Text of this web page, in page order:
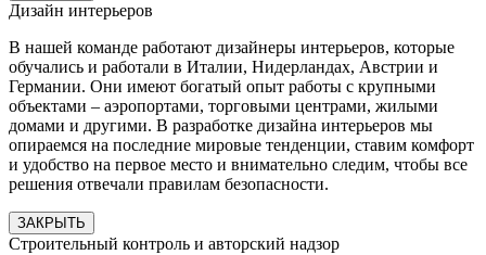
Дизайн интерьеров
В нашей команде работают дизайнеры интерьеров, которые
обучались и работали в Италии, Нидерландах, Австрии и
Германии. Они имеют богатый опыт работы с крупными
объектами – аэропортами, торговыми центрами, жилыми
домами и другими. В разработке дизайна интерьеров мы
опираемся на последние мировые тенденции, ставим комфорт
и удобство на первое место и внимательно следим, чтобы все
решения отвечали правилам безопасности.
ЗАКРЫТЬ
Строительный контроль и авторский надзор